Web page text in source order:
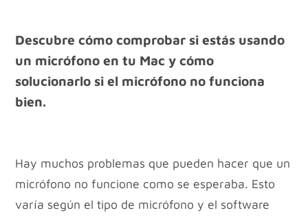
Descubre cómo comprobar si estás usando
un micrófono en tu Mac y cómo
solucionarlo si el micrófono no funciona
bien.
Hay muchos problemas que pueden hacer que un
micrófono no funcione como se esperaba. Esto
varía según el tipo de micrófono y el software